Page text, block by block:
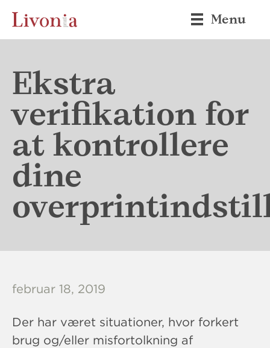
Menu
Ekstra
verifikation for
at kontrollere
dine
februar 18, 2019
Der har været situationer, hvor forkert
brug og/eller misfortolkning af